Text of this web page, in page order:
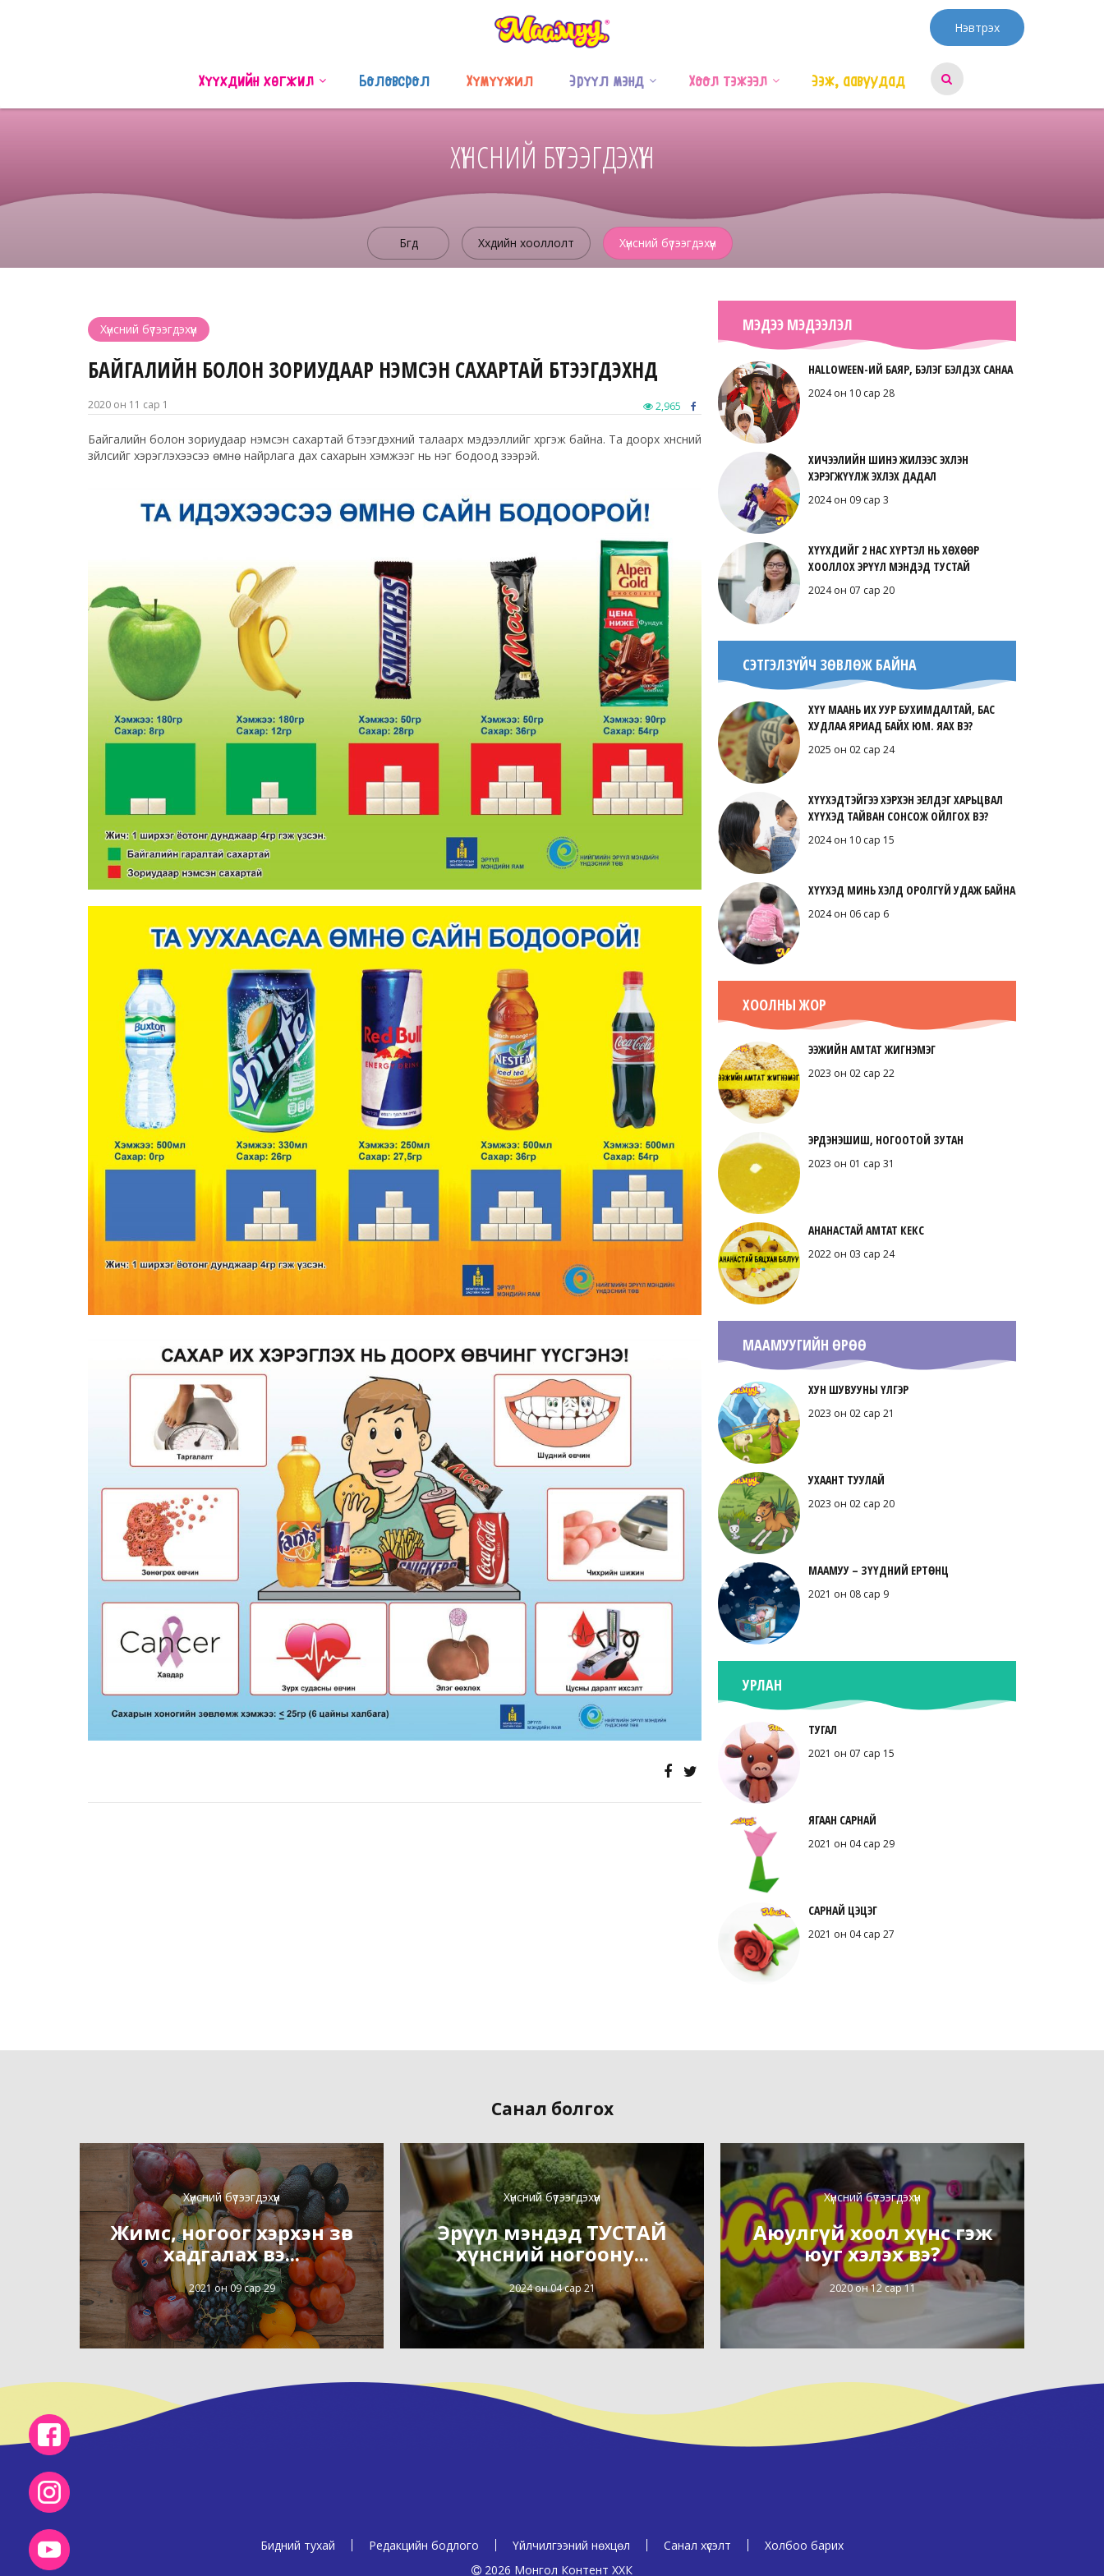
Нэвтрэх
Хүүхдийн хөгжил Боловсрол Хүмүүжил Эрүүл мэнд Хоол тэжээл Ээж, аавуудад
ХҮНСНИЙ БҮТЭЭГДЭХҮҮН
Бүгд Хүүхдийн хооллолт Хүнсний бүтээгдэхүүн
Хүнсний бүтээгдэхүүн
БАЙГАЛИЙН БОЛОН ЗОРИУДААР НЭМСЭН САХАРТАЙ БҮТЭЭГДЭХҮҮНҮҮД
2020 он 11 сар 1 2,965
Байгалийн болон зориудаар нэмсэн сахартай бүтээгдэхүүний талаарх мэдээллийг хүргэж байна. Та доорх хүнсний
зүйлсийг хэрэглэхээсээ өмнө найрлага дах сахарын хэмжээг нь нэг бодоод үзээрэй.
МЭДЭЭ МЭДЭЭЛЭЛ
HALLOWEEN-ИЙ БАЯР, БЭЛЭГ БЭЛДЭХ САНАА
2024 он 10 сар 28
ХИЧЭЭЛИЙН ШИНЭ ЖИЛЭЭС ЭХЛЭН
ХЭРЭГЖҮҮЛЖ ЭХЛЭХ ДАДАЛ
2024 он 09 сар 3
ХҮҮХДИЙГ 2 НАС ХҮРТЭЛ НЬ ХӨХӨӨР
ХООЛЛОХ ЭРҮҮЛ МЭНДЭД ТУСТАЙ
2024 он 07 сар 20
СЭТГЭЛЗҮЙЧ ЗӨВЛӨЖ БАЙНА
ХҮҮ МААНЬ ИХ УУР БУХИМДАЛТАЙ, БАС
ХУДЛАА ЯРИАД БАЙХ ЮМ. ЯАХ ВЭ?
2025 он 02 сар 24
ХҮҮХЭДТЭЙГЭЭ ХЭРХЭН ЭЕЛДЭГ ХАРЬЦВАЛ
ХҮҮХЭД ТАЙВАН СОНСОЖ ОЙЛГОХ ВЭ?
2024 он 10 сар 15
ХҮҮХЭД МИНЬ ХЭЛД ОРОЛГҮЙ УДАЖ БАЙНА
2024 он 06 сар 6
ХООЛНЫ ЖОР
ЭЭЖИЙН АМТАТ ЖИГНЭМЭГ
2023 он 02 сар 22
ЭРДЭНЭШИШ, НОГООТОЙ ЗУТАН
2023 он 01 сар 31
АНАНАСТАЙ АМТАТ КЕКС
2022 он 03 сар 24
МААМУУГИЙН ӨРӨӨ
ХУН ШУВУУНЫ ҮЛГЭР
2023 он 02 сар 21
УХААНТ ТУУЛАЙ
2023 он 02 сар 20
МААМУУ – ЗҮҮДНИЙ ЕРТӨНЦ
2021 он 08 сар 9
УРЛАН
ТУГАЛ
2021 он 07 сар 15
ЯГААН САРНАЙ
2021 он 04 сар 29
САРНАЙ ЦЭЦЭГ
2021 он 04 сар 27
Санал болгох
Хүнсний бүтээгдэхүүн
Жимс, ногоог хэрхэн зөв
хадгалах вэ...
2021 он 09 сар 29
Хүнсний бүтээгдэхүүн
Эрүүл мэндэд ТУСТАЙ
хүнсний ногоону...
2024 он 04 сар 21
Хүнсний бүтээгдэхүүн
Аюулгүй хоол хүнс гэж
юуг хэлэх вэ?
2020 он 12 сар 11
Бидний тухай Редакцийн бодлого Үйлчилгээний нөхцөл Санал хүсэлт
Холбоо барих
2026 Монгол Контент ХХК